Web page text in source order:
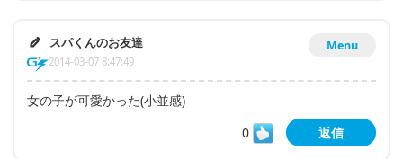
Menu
スパくんのお友達
2014-03-07 8:47:49
女の子が可愛かった(小並感)
0
返信